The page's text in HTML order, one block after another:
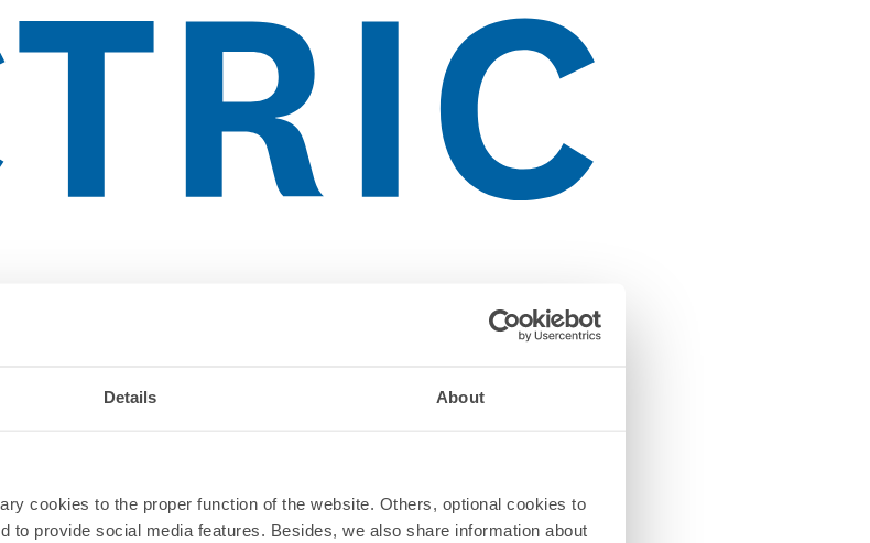
Details About
cookies to the proper function of the website. Others, optional cookies to
to provide social media features. Besides, we also share information about